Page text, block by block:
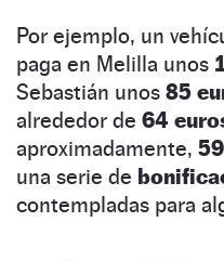
Por ejemplo, un
paga en Melilla unos
Sebastián unos 85
alrededor de 64
aproximadamente,
una serie de
contempladas para